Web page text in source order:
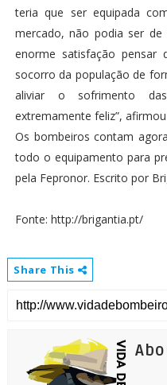
teria que ser equipada
mercado, não podia ser
enorme satisfação pensar
socorro da população de
aliviar o sofrimento
extremamente feliz”,
Os bombeiros contam
todo o equipamento para
pela Fepronor. Escrito por
Fonte: http://brigantia.pt/
Share This